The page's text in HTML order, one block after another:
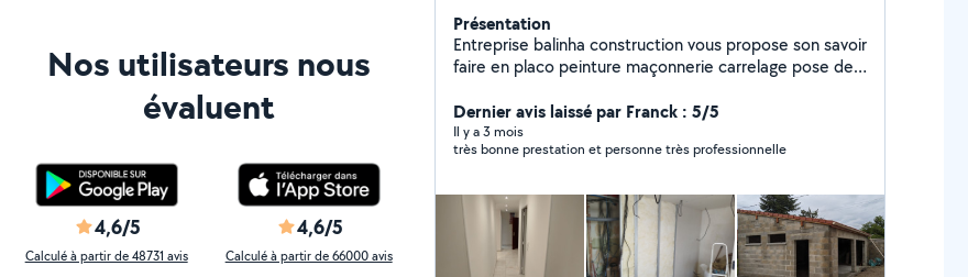
Nos utilisateurs nous
évaluent
4,6/5
Calculé à partir de 48731 avis
4,6/5
Calculé à partir de 66000 avis
Présentation
Entreprise balinha construction vous propose son savoir
faire en placo peinture maçonnerie carrelage pose de
Dernier avis laissé par Franck : 5/5
Il y a 3 mois
très bonne prestation et personne très professionnelle